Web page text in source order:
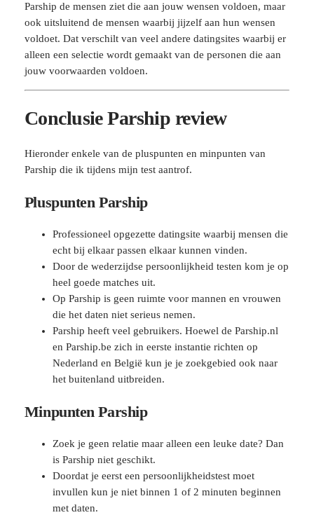
Parship de mensen ziet die aan jouw wensen voldoen, maar
ook uitsluitend de mensen waarbij jijzelf aan hun wensen
voldoet. Dat verschilt van veel andere datingsites waarbij er
alleen een selectie wordt gemaakt van de personen die aan
jouw voorwaarden voldoen.
Conclusie Parship review
Hieronder enkele van de pluspunten en minpunten van
Parship die ik tijdens mijn test aantrof.
Pluspunten Parship
Professioneel opgezette datingsite waarbij mensen die
echt bij elkaar passen elkaar kunnen vinden.
Door de wederzijdse persoonlijkheid testen kom je op
heel goede matches uit.
Op Parship is geen ruimte voor mannen en vrouwen
die het daten niet serieus nemen.
Parship heeft veel gebruikers. Hoewel de Parship.nl
en Parship.be zich in eerste instantie richten op
Nederland en België kun je je zoekgebied ook naar
het buitenland uitbreiden.
Minpunten Parship
Zoek je geen relatie maar alleen een leuke date? Dan
is Parship niet geschikt.
Doordat je eerst een persoonlijkheidstest moet
invullen kun je niet binnen 1 of 2 minuten beginnen
met daten.